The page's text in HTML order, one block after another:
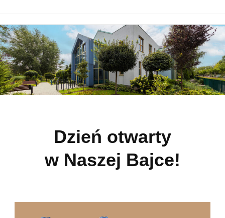
Dzień otwarty
w Naszej Bajce!